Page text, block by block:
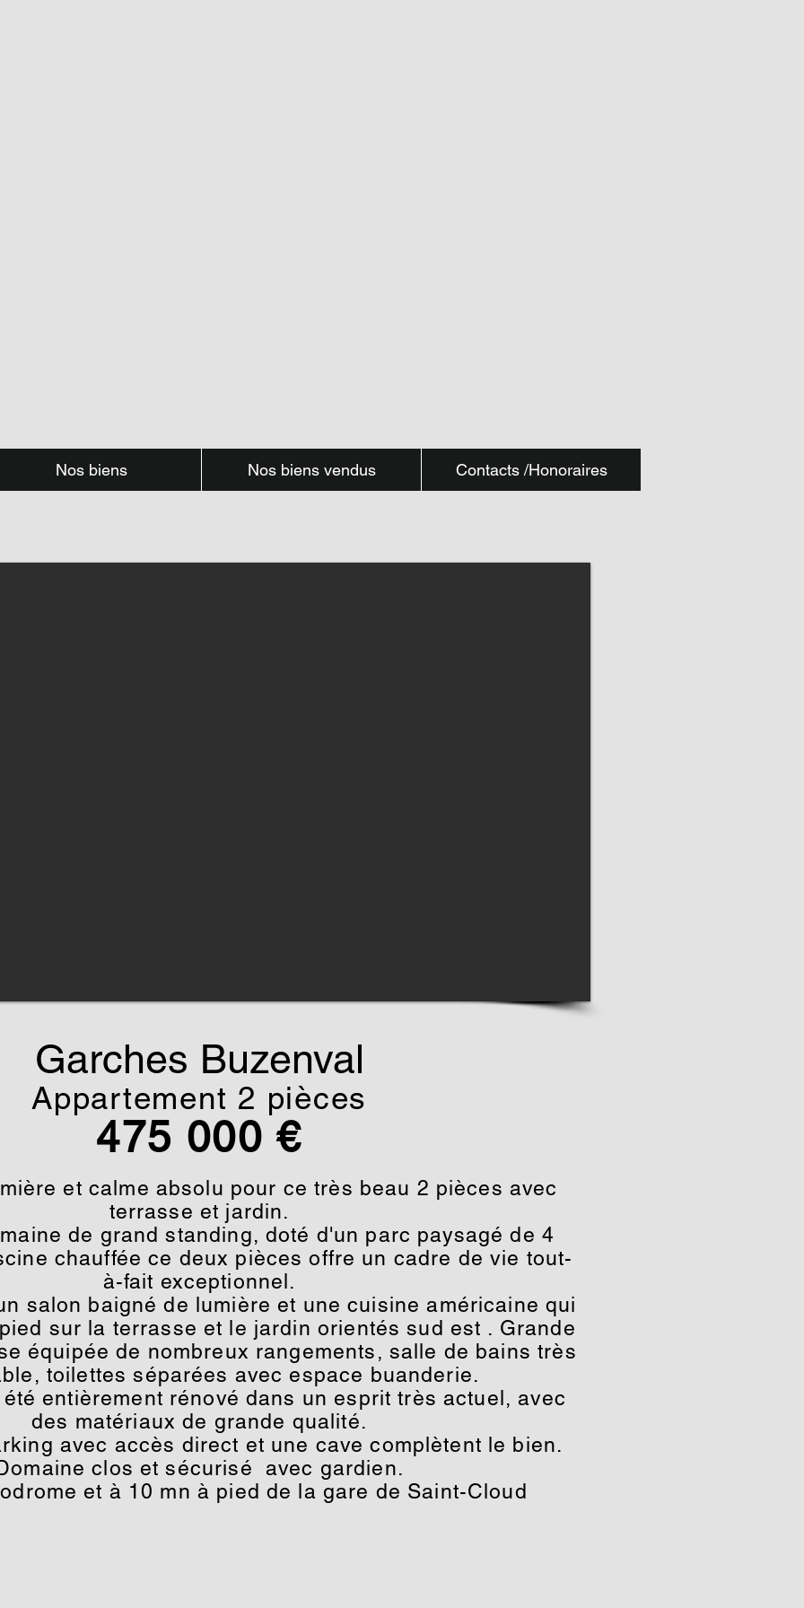
Nos biens Nos biens vendus Contacts /Honoraires
Garches Buzenval
Appartement 2 pièces
475 000 €
et calme absolu pour ce très beau 2 pièces avec
terrasse et jardin.
de grand standing, doté d'un parc paysagé de 4
chauffée ce deux pièces offre un cadre de vie tout-
à-fait exceptionnel.
salon baigné de lumière et une cuisine américaine qui
sur la terrasse et le jardin orientés sud est . Grande
équipée de nombreux rangements, salle de bains très
toilettes séparées avec espace buanderie.
entièrement rénové dans un esprit très actuel, avec
des matériaux de grande qualité.
avec accès direct et une cave complètent le bien.
clos et sécurisé avec gardien.
et à 10 mn à pied de la gare de Saint-Cloud